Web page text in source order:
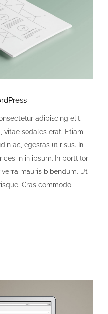
adipiscing elit.
vitae sodales erat. Etiam
ac, egestas ut risus. In
in in ipsum. In porttitor
mauris bibendum. Ut
Cras commodo